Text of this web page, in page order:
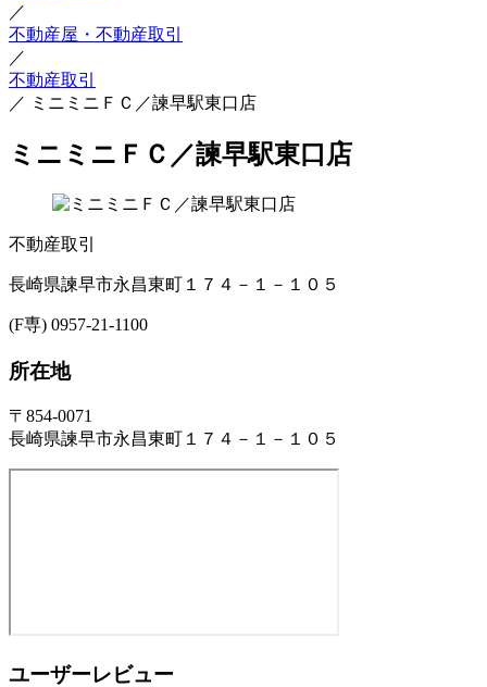
／
不動産屋・不動産取引
／
不動産取引
／ ミニミニＦＣ／諫早駅東口店
ミニミニＦＣ／諫早駅東口店
不動産取引
長崎県諫早市永昌東町１７４－１－１０５
(F専) 0957-21-1100
所在地
〒854-0071
長崎県諫早市永昌東町１７４－１－１０５
ユーザーレビュー